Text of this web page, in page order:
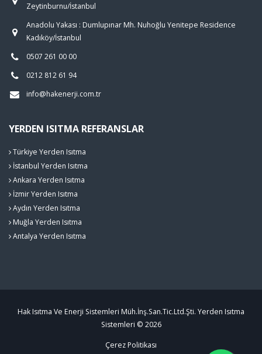
Zeytinburnu/İstanbul
Anadolu Yakası : Dumlupınar Mh. Nuhoğlu Yenitepe Residence
Kadıköy/İstanbul
0507 261 00 00
0212 812 61 94
info@hakenerji.com.tr
YERDEN ISITMA REFERANSLAR
Türkiye Yerden Isıtma
İstanbul Yerden Isıtma
Ankara Yerden Isıtma
İzmir Yerden Isıtma
Aydın Yerden Isıtma
Muğla Yerden Isıtma
Antalya Yerden Isıtma
Hak Isıtma Ve Enerji Sistemleri Müh.İnş.San.Tic.Ltd.Şti. Yerden Isıtma
Sistemleri © 2026
Çerez Politikası